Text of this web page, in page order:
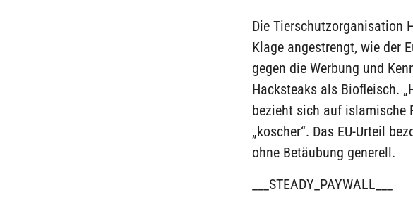
Die Tierschutzorganisation
Klage angestrengt, wie der
gegen die Werbung und
Hacksteaks als Biofleisch.
bezieht sich auf islamische
„koscher“. Das EU-Urteil
ohne Betäubung generell.
___STEADY_PAYWALL___